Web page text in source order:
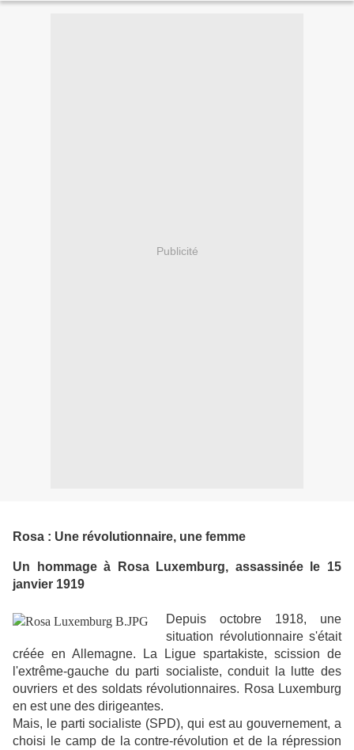
Publicité
Rosa : Une révolutionnaire, une femme
Un hommage à Rosa Luxemburg, assassinée le 15
janvier 1919
Depuis octobre 1918, une
situation révolutionnaire s'était
créée en Allemagne. La Ligue spartakiste, scission de
l'extrême-gauche du parti socialiste, conduit la lutte des
ouvriers et des soldats révolutionnaires. Rosa Luxemburg
en est une des dirigeantes.
Mais, le parti socialiste (SPD), qui est au gouvernement, a
choisi le camp de la contre-révolution et de la répression